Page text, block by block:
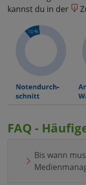
kannst du in der
FAQ -
Bis wann